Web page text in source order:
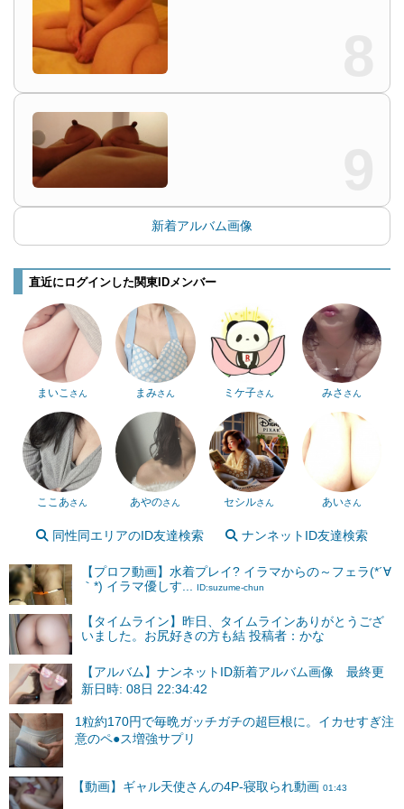
新着アルバム画像
直近にログインした関東IDメンバー
まいこ さん まみさん ミケ子さん みさ さん
ここあさん あやのさん セシルさん あいさん
同性同エリアのID友達検索 ナンネットID友達検索
【プロフ動画】水着プレイ? イラマからの～フェラ(*´∀
｀*) イラマ優しす...
ID:suzume-chun
【タイムライン】昨日、タイムラインありがとうござ
いました。お尻好きの方も結 投稿者：かな
【アルバム】ナンネットID新着アルバム画像 最終更
新日時: 08日 22:34:42